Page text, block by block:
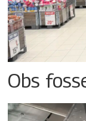
Obs